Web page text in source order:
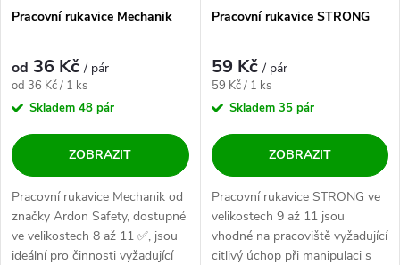
Pracovní rukavice Mechanik
od 36 Kč/ pár
Měrná cena:
od 36 Kč / 1 ks
Skladem 48 pár
ZOBRAZIT
Pracovní rukavice Mechanik od
značky Ardon Safety, dostupné
ve velikostech 8 až 11 ✅, jsou
ideální pro činnosti vyžadující
Pracovní rukavice STRONG
59 Kč/ pár
Měrná cena:
59 Kč / 1 ks
Skladem 35 pár
ZOBRAZIT
Pracovní rukavice STRONG ve
velikostech 9 až 11 jsou
vhodné na pracoviště vyžadující
citlivý úchop při manipulaci s